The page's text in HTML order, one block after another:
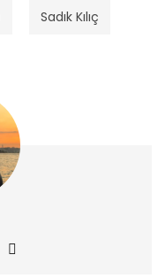
Sadık Kılıç